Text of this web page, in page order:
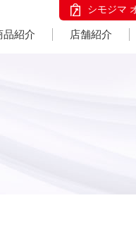
シモジマ
品紹介 店舗紹介